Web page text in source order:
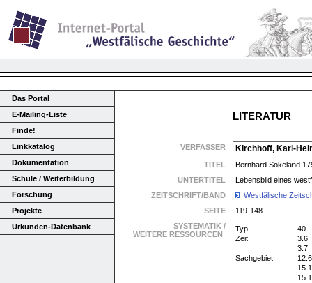
Das Portal
E-Mailing-Liste
Finde!
Linkkatalog
Dokumentation
Schule / Weiterbildung
Forschung
Projekte
Urkunden-Datenbank
LITERATUR
VERFASSER Kirchhoff, Karl-
TITEL
Bernhard Sökeland
UNTERTITEL
Lebensbild eines
ZEITSCHRIFT/BAND
Westfälische
SEITE
119-148
SYSTEMATIK /
WEITERE RESSOURCEN
Typ
40
Zeit
3.6
3.7
Sachgebiet
12.6